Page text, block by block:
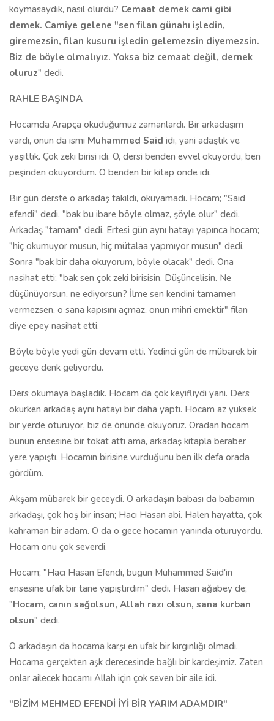
koymasaydık, nasıl olurdu? Cemaat demek cami gibi
demek. Camiye gelene "sen filan günahı işledin,
giremezsin, filan kusuru işledin gelemezsin diyemezsin.
Biz de böyle olmalıyız. Yoksa biz cemaat değil, dernek
oluruz" dedi.
RAHLE BAŞINDA
Hocamda Arapça okuduğumuz zamanlardı. Bir arkadaşım
vardı, onun da ismi Muhammed Said idi, yani adaştık ve
yaşıttık. Çok zeki birisi idi. O, dersi benden evvel okuyordu, ben
peşinden okuyordum. O benden bir kitap önde idi.
Bir gün derste o arkadaş takıldı, okuyamadı. Hocam; "Said
efendi" dedi, "bak bu ibare böyle olmaz, şöyle olur" dedi.
Arkadaş "tamam" dedi. Ertesi gün aynı hatayı yapınca hocam;
"hiç okumuyor musun, hiç mütalaa yapmıyor musun" dedi.
Sonra "bak bir daha okuyorum, böyle olacak" dedi. Ona
nasihat etti; "bak sen çok zeki birisisin. Düşüncelisin. Ne
düşünüyorsun, ne ediyorsun? İlme sen kendini tamamen
vermezsen, o sana kapısını açmaz, onun mihri emektir" filan
diye epey nasihat etti.
Böyle böyle yedi gün devam etti. Yedinci gün de mübarek bir
geceye denk geliyordu.
Ders okumaya başladık. Hocam da çok keyifliydi yani. Ders
okurken arkadaş aynı hatayı bir daha yaptı. Hocam az yüksek
bir yerde oturuyor, biz de önünde okuyoruz. Oradan hocam
bunun ensesine bir tokat attı ama, arkadaş kitapla beraber
yere yapıştı. Hocamın birisine vurduğunu ben ilk defa orada
gördüm.
Akşam mübarek bir geceydi. O arkadaşın babası da babamın
arkadaşı, çok hoş bir insan; Hacı Hasan abi. Halen hayatta, çok
kahraman bir adam. O da o gece hocamın yanında oturuyordu.
Hocam onu çok severdi.
Hocam; "Hacı Hasan Efendi, bugün Muhammed Said'in
ensesine ufak bir tane yapıştırdım" dedi. Hasan ağabey de;
"Hocam, canın sağolsun, Allah razı olsun, sana kurban
olsun" dedi.
O arkadaşın da hocama karşı en ufak bir kırgınlığı olmadı.
Hocama gerçekten aşk derecesinde bağlı bir kardeşimiz. Zaten
onlar ailecek hocamı Allah için çok seven bir aile idi.
"BİZİM MEHMED EFENDİ İYİ BİR YARIM ADAMDIR"